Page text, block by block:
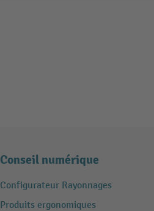
Conseil numérique
Configurateur Rayonnages
Produits ergonomiques